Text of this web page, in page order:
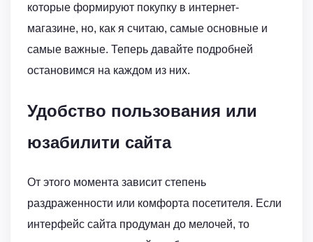
которые формируют покупку в интернет-
магазине, но, как я считаю, самые основные и
самые важные. Теперь давайте подробней
остановимся на каждом из них.
Удобство пользования или
юзабилити сайта
От этого момента зависит степень
раздраженности или комфорта посетителя. Если
интерфейс сайта продуман до мелочей, то